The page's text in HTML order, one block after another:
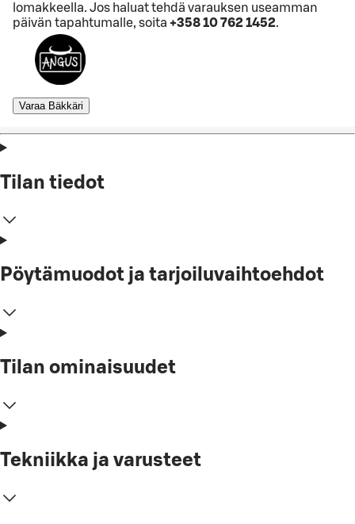
lomakkeella. Jos haluat tehdä varauksen useamman
päivän tapahtumalle, soita +358 10 762 1452.
Varaa Bäkkäri
Tilan tiedot
Pöytämuodot ja tarjoiluvaihtoehdot
Tilan ominaisuudet
Tekniikka ja varusteet